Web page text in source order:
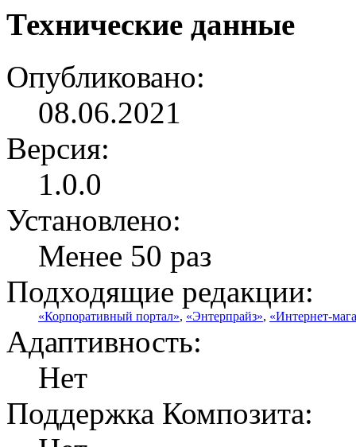
Технические данные
Опубликовано:
08.06.2021
Версия:
1.0.0
Установлено:
Менее 50 раз
Подходящие редакции:
«Корпоративный портал», «Энтерпрайз», «Интернет-
Адаптивность:
Нет
Поддержка Композита: